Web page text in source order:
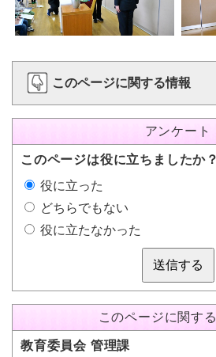
このページに関する情報
アンケート
このページは役に立ちましたか？
役に立った
どちらでもない
役に立たなかった
送信する
このページに関す
教育委員会 管理課